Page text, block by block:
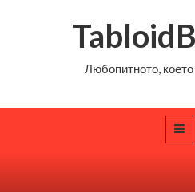
Любопитното,